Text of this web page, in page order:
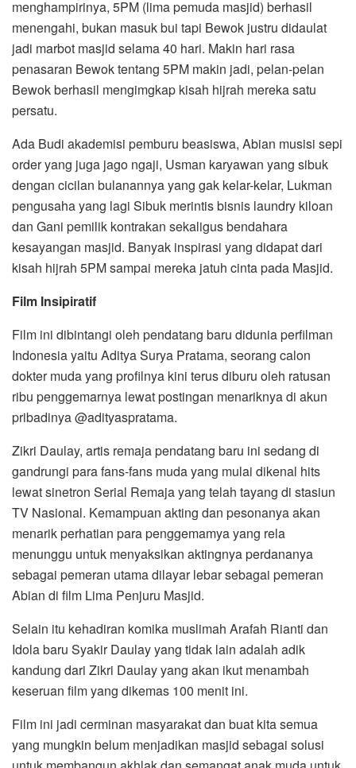
menghampirinya, 5PM (lima pemuda masjid) berhasil
menengahi, bukan masuk bui tapi Bewok justru didaulat
jadi marbot masjid selama 40 hari. Makin hari rasa
penasaran Bewok tentang 5PM makin jadi, pelan-pelan
Bewok berhasil mengimgkap kisah hijrah mereka satu
persatu.
Ada Budi akademisi pemburu beasiswa, Abian musisi sepi
order yang juga jago ngaji, Usman karyawan yang sibuk
dengan cicilan bulanannya yang gak kelar-kelar, Lukman
pengusaha yang lagi Sibuk merintis bisnis laundry kiloan
dan Gani pemilik kontrakan sekaligus bendahara
kesayangan masjid. Banyak inspirasi yang didapat dari
kisah hijrah 5PM sampai mereka jatuh cinta pada Masjid.
Film Insipiratif
Film ini dibintangi oleh pendatang baru didunia perfilman
Indonesia yaitu Aditya Surya Pratama, seorang calon
dokter muda yang profilnya kini terus diburu oleh ratusan
ribu penggemarnya lewat postingan menariknya di akun
pribadinya @adityaspratama.
Zikri Daulay, artis remaja pendatang baru ini sedang di
gandrungi para fans-fans muda yang mulai dikenal hits
lewat sinetron Serial Remaja yang telah tayang di stasiun
TV Nasional. Kemampuan akting dan pesonanya akan
menarik perhatian para penggemamya yang rela
menunggu untuk menyaksikan aktingnya perdananya
sebagai pemeran utama dilayar lebar sebagai pemeran
Abian di film Lima Penjuru Masjid.
Selain itu kehadiran komika muslimah Arafah Rianti dan
Idola baru Syakir Daulay yang tidak lain adalah adik
kandung dari Zikri Daulay yang akan ikut menambah
keseruan film yang dikemas 100 menit ini.
Film ini jadi cerminan masyarakat dan buat kita semua
yang mungkin belum menjadikan masjid sebagai solusi